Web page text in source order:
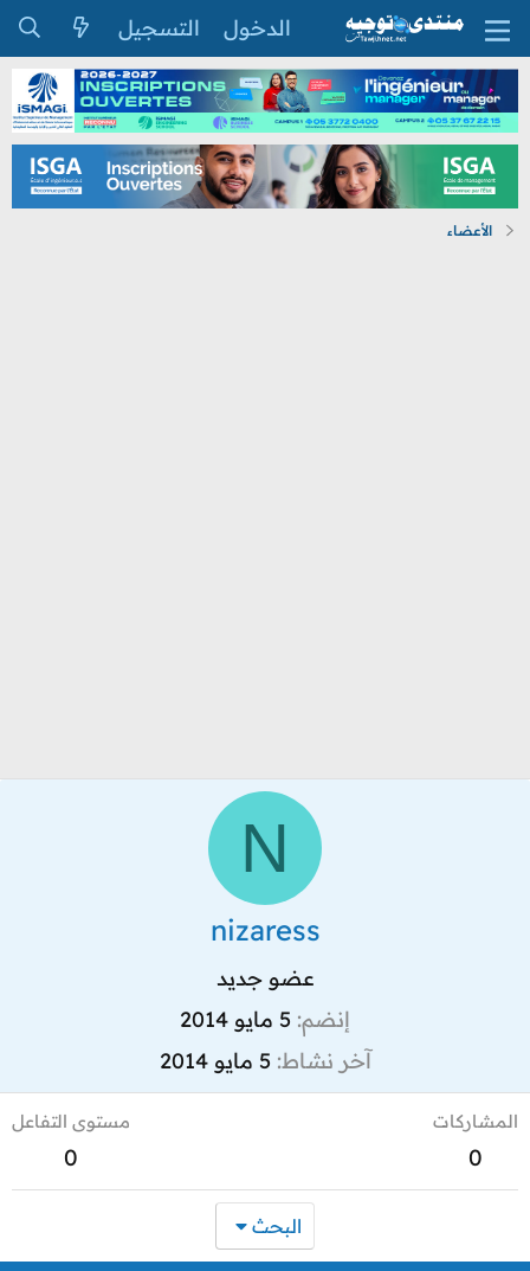
الدخول التسجيل
الأعضاء
N
nizaress
عضو جديد
إنضم 5 مايو 2014
آخر نشاط 5 مايو 2014
المشاركات
0
مستوى التفاعل
0
البحث